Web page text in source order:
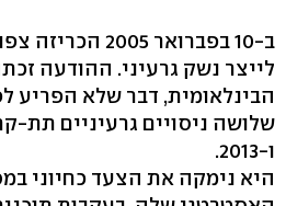
ב-10 בפברואר
לייצר נשק גרעיני. ההודעה
הבינלאומית, דבר שלא הפריע
ו-2013.
היא נימקה את הצעד כחיוני